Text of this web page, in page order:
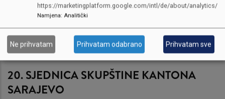
Inicijativa da se obezbijrde sredstva iz vodnih naknada i
drugih sredstava za provođenje kontrole zdravstvene
upravljaju komunalna preduzeća, a što je i propisano
20. SJEDNICA SKUPŠTINE KANTONA
SARAJEVO
https://marketingplatform.google.com/intl/de/about/analytics/
Namjena: Analitički
Ne prihvatam Prihvatam odabrano Prihvatam sve